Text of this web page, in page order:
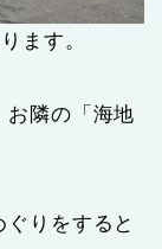
ます。
お隣の「海地
りをすると